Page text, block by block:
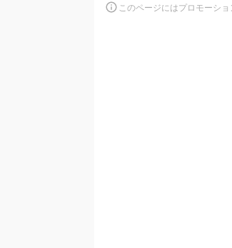
このページにはプロモーシ